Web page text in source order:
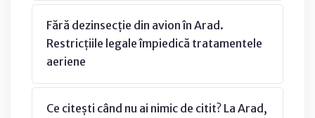
Fără dezinsecție din avion în Arad.
Restricțiile legale împiedică tratamentele
aeriene
Ce citești când nu ai nimic de citit? La Arad,